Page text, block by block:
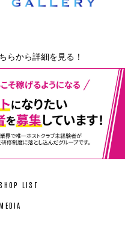
らから詳細を見る！
LIST